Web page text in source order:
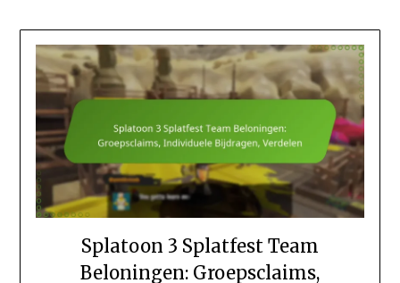
Splatoon 3 Splatfest Team
Beloningen: Groepsclaims,